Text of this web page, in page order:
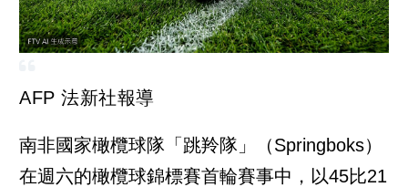
AFP 法新社報導
南非國家橄欖球隊「跳羚隊」（Springboks）
在週六的橄欖球錦標賽首輪賽事中，以45比21